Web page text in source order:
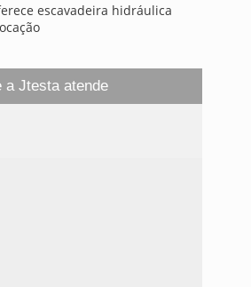
escavadeira hidráulica
a Jtesta atende